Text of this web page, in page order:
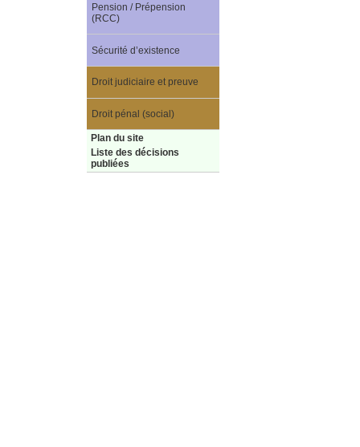
Pension / Prépension
(RCC)
Sécurité d’existence
Droit judiciaire et preuve
Droit pénal (social)
Plan du site
Liste des décisions
publiées